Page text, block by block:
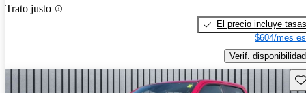
Trato justo
El precio incluye tasas
$604/mes
Verif. disponibilidad